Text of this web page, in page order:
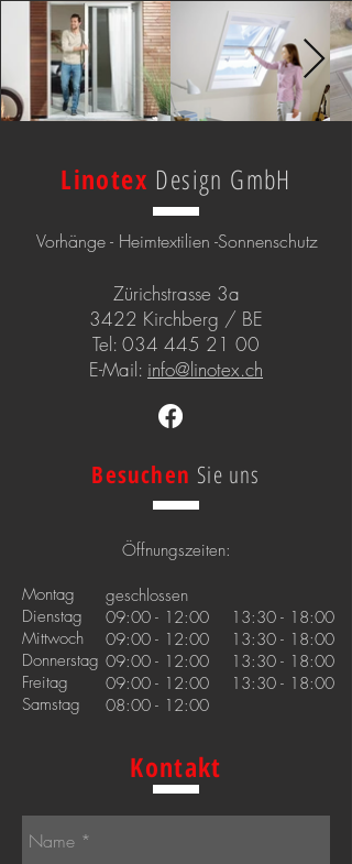
Linotex Design GmbH
Vorhänge - Heimtextilien -Sonnenschutz
Zürichstrasse 3a
3422 Kirchberg / BE
Tel: 034 445 21 00
E-Mail: info@linotex.ch
Besuchen Sie uns
geschlossen
09:00 - 12:00 13:30 - 18:00
09:00 - 12:00 13:30 - 18:00
09:00 - 12:00 13:30 - 18:00
09:00 - 12:00 13:30 - 18:00
08:00 - 12:00
Öffnungszeiten:
Montag
Dienstag
Mittwoch
Donnerstag
Freitag
Samstag
Kontakt